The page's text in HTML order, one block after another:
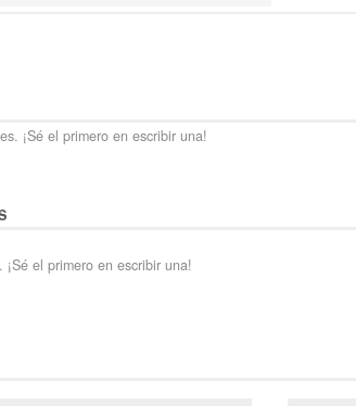
¡Sé el primero en escribir una!
el primero en escribir una!